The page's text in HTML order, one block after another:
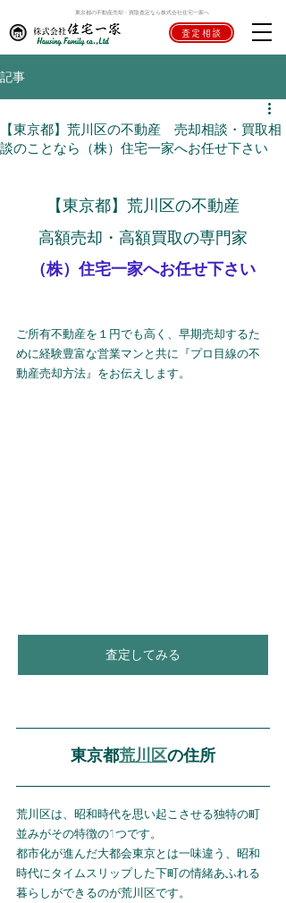
東京都の不動産売却・買取査定なら株式会社住宅一家へ
査定相談
記事
【東京都】荒川区の不動産 売却相談・買取相
談のことなら（株）住宅一家へお任せ下さい
【東京都】荒川区の不動産
高額売却・高額買取の専門家
（株）住宅一家へお任せ下さい
ご所有不動産を１円でも高く、早期売却するた
めに経験豊富な営業マンと共に『プロ目線の不
動産売却方法』をお伝えします。
査定してみる
東京都荒川区の住所
荒川区は、昭和時代を思い起こさせる独特の町
並みがその特徴の1つです。
都市化が進んだ大都会東京とは一味違う、昭和
時代にタイムスリップした下町の情緒あふれる
暮らしができるのが荒川区です。